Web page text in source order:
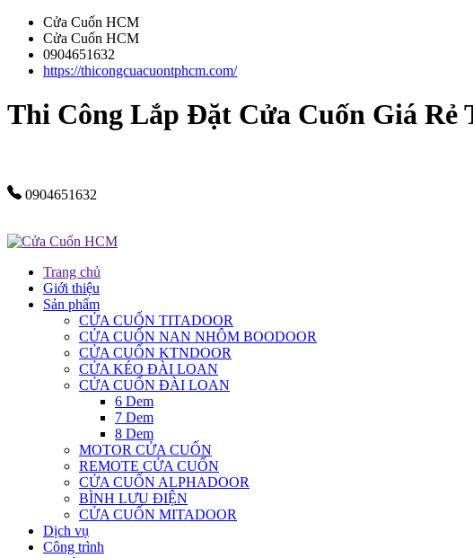
Cửa Cuốn HCM
Cửa Cuốn HCM
0904651632
https://thicongcuacuontphcm.com/
Thi Công Lắp Đặt Cửa Cuốn Giá Rẻ
Chất
0904651632
Trang chủ
Giới thiệu
Sản phẩm
CỬA CUỐN TITADOOR
CỬA CUỐN NAN NHÔM BOODOOR
CỬA CUỐN KTNDOOR
CỬA KÉO ĐÀI LOAN
CỬA CUỐN ĐÀI LOAN
6 Dem
7 Dem
8 Dem
MOTOR CỬA CUỐN
REMOTE CỬA CUỐN
CỬA CUỐN ALPHADOOR
BÌNH LƯU ĐIỆN
CỬA CUỐN MITADOOR
Dịch vụ
Công trình